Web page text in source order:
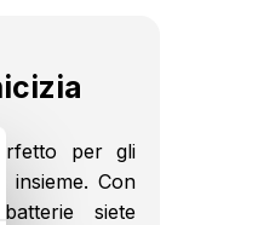
per gli
insieme. Con
siete